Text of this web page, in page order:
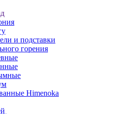
и подставки
горения
Himenoka